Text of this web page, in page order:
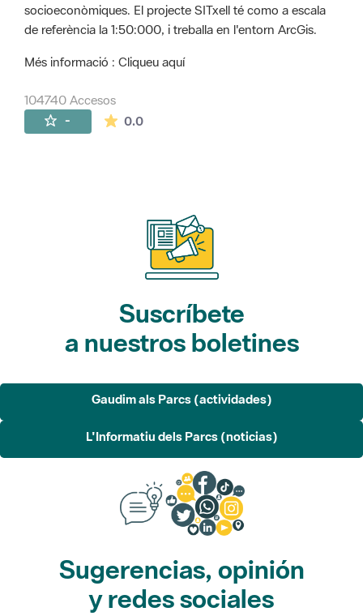
socioeconòmiques. El projecte SITxell té como a escala
de referència la 1:50:000, i treballa en l'entorn ArcGis.
Més informació : Cliqueu aquí
104740 Accesos
- 0.0La valoración media es de 0 estrellas de
Suscríbete
a nuestros boletines
Gaudim als Parcs (actividades)
L'Informatiu dels Parcs (noticias)
Sugerencias, opinión
y redes sociales